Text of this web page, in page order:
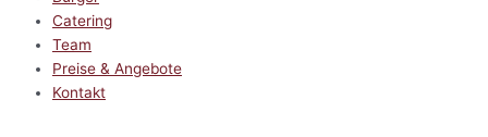
Catering
Team
Preise & Angebote
Kontakt